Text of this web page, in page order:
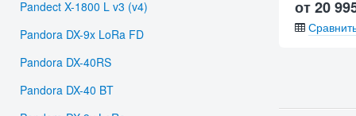
от 20
Pandect X-1800 L v3 (v4)
Pandora DX-9x LoRa FD
Pandora DX-40RS
Pandora DX-40 BT